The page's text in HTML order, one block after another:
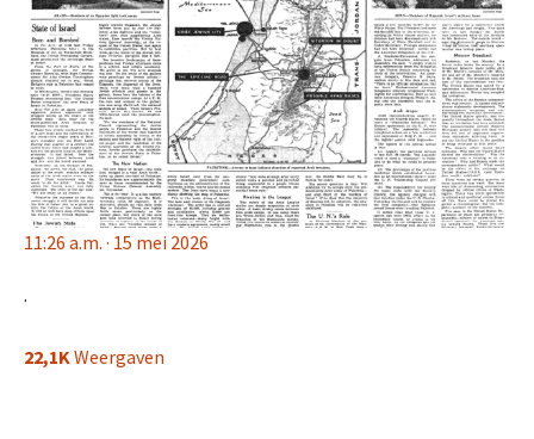
11:26 a.m. · 15 mei 2026
·
22,1KWeergaven